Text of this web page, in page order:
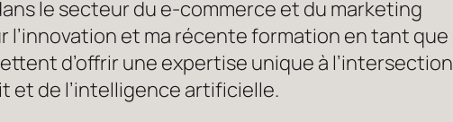
le secteur du e-commerce et du marketing
l’innovation et ma récente formation en tant que
d’offrir une expertise unique à l’intersection
et de l’intelligence artificielle.